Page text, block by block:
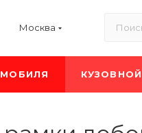
Москва